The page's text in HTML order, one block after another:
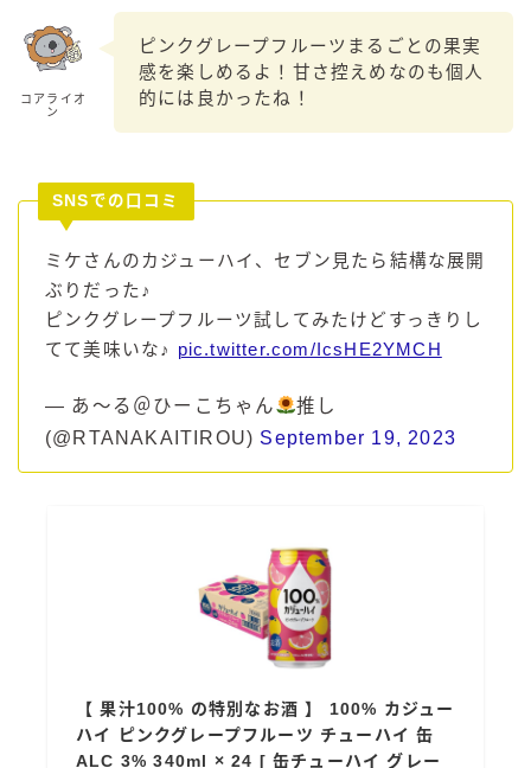
コアライオ
ン
ピンクグレープフルーツまるごとの果実
感を楽しめるよ！甘さ控えめなのも個人
的には良かったね！
SNSでの口コミ
ミケさんのカジューハイ、セブン見たら結構な展開
ぶりだった♪
ピンクグレープフルーツ試してみたけどすっきりし
てて美味いな♪ pic.twitter.com/IcsHE2YMCH
— あ～る＠ひーこちゃん
推し
(@RTANAKAITIROU) September 19, 2023
【 果汁100% の特別なお酒 】 100% カジュー
ハイ ピンクグレープフルーツ チューハイ 缶
ALC 3% 340ml × 24 [ 缶チューハイ グレー